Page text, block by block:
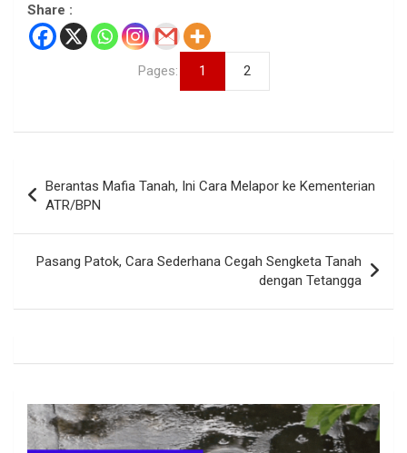
Share :
Pages: 1 2
pos
Berantas Mafia Tanah, Ini Cara Melapor ke Kementerian
ATR/BPN
Pasang Patok, Cara Sederhana Cegah Sengketa Tanah
dengan Tetangga